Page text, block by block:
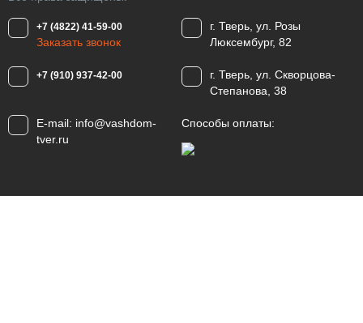
+7 (4822) 41-59-00
Заказать звонок
г. Тверь, ул. Розы
Люксембург, 82
+7 (910) 937-42-00
г. Тверь, ул. Скворцова-
Степанова, 38
E-mail: info@vashdom-
tver.ru
Способы оплаты: